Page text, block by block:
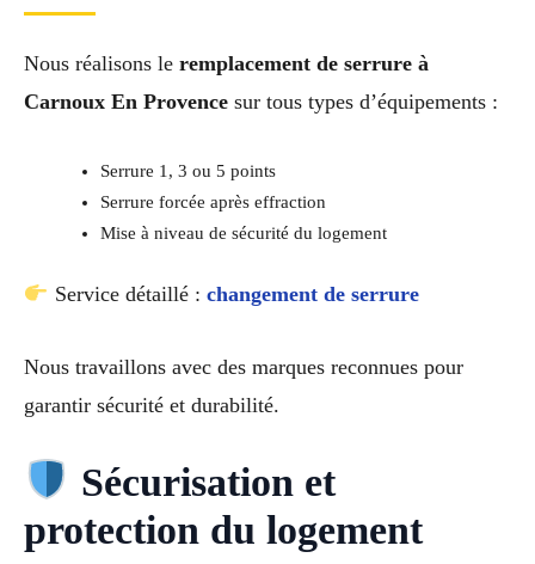
Nous réalisons le remplacement de serrure à
Carnoux En Provence sur tous types d’équipements :
Serrure 1, 3 ou 5 points
Serrure forcée après effraction
Mise à niveau de sécurité du logement
Service détaillé : changement de serrure
Nous travaillons avec des marques reconnues pour
garantir sécurité et durabilité.
Sécurisation et
protection du logement